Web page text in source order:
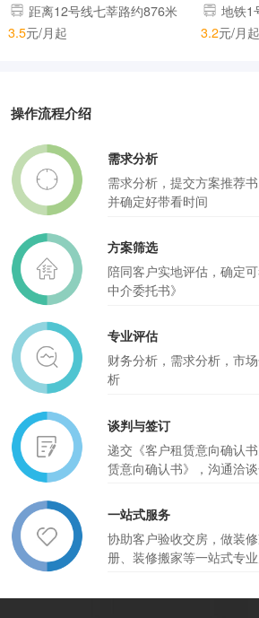
距离12号线七莘路约876米
3.5元/月起
地铁1
3.2元/月起
操作流程介绍
需求分析
需求分析，提交方案推荐
并确定好带看时间
方案筛选
陪同客户实地评估，确定
中介委托书》
专业评估
财务分析，需求分析，市
析
谈判与签订
递交《客户租赁意向确认
赁意向确认书》，沟通洽
一站式服务
协助客户验收交房，做装
册、装修搬家等一站式专